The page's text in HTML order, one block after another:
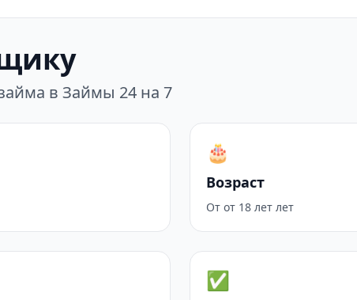
в Займы 24 на 7
🎂
Возраст
От от 18 лет лет
✅